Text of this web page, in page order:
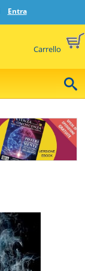
Entra
Carrello